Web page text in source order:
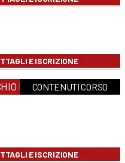
E ISCRIZIONE
BASSOCONTENUTI CORSO
E ISCRIZIONE